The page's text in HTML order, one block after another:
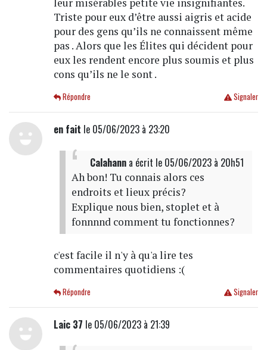
leur misérables petite vie insignifiantes.
Triste pour eux d’être aussi aigris et acide
pour des gens qu’ils ne connaissent même
pas . Alors que les Élites qui décident pour
eux les rendent encore plus soumis et plus
cons qu’ils ne le sont .
Signaler
Répondre
en fait le 05/06/2023 à 23:20
Calahanna écrit le 05/06/2023 à 20h51
Ah bon! Tu connais alors ces
endroits et lieux précis?
Explique nous bien, stoplet et à
fonnnnd comment tu fonctionnes?
c'est facile il n'y à qu'a lire tes
commentaires quotidiens :(
Signaler
Répondre
Laic 37 le 05/06/2023 à 21:39